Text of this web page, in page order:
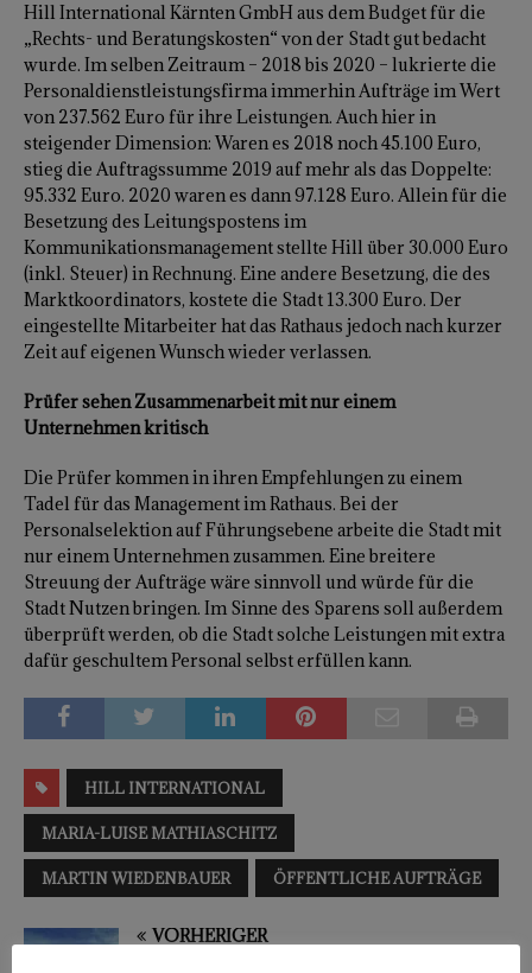
Hill International Kärnten GmbH aus dem Budget für die
„Rechts- und Beratungskosten“ von der Stadt gut bedacht
wurde. Im selben Zeitraum – 2018 bis 2020 – lukrierte die
Personaldienstleistungsfirma immerhin Aufträge im Wert
von 237.562 Euro für ihre Leistungen. Auch hier in
steigender Dimension: Waren es 2018 noch 45.100 Euro,
stieg die Auftragssumme 2019 auf mehr als das Doppelte:
95.332 Euro. 2020 waren es dann 97.128 Euro. Allein für die
Besetzung des Leitungspostens im
Kommunikationsmanagement stellte Hill über 30.000 Euro
(inkl. Steuer) in Rechnung. Eine andere Besetzung, die des
Marktkoordinators, kostete die Stadt 13.300 Euro. Der
eingestellte Mitarbeiter hat das Rathaus jedoch nach kurzer
Zeit auf eigenen Wunsch wieder verlassen.
Prüfer sehen Zusammenarbeit mit nur einem
Unternehmen kritisch
Die Prüfer kommen in ihren Empfehlungen zu einem
Tadel für das Management im Rathaus. Bei der
Personalselektion auf Führungsebene arbeite die Stadt mit
nur einem Unternehmen zusammen. Eine breitere
Streuung der Aufträge wäre sinnvoll und würde für die
Stadt Nutzen bringen. Im Sinne des Sparens soll außerdem
überprüft werden, ob die Stadt solche Leistungen mit extra
dafür geschultem Personal selbst erfüllen kann.
HILL INTERNATIONAL
MARIA-LUISE MATHIASCHITZ
MARTIN WIEDENBAUER ÖFFENTLICHE AUFTRÄGE
VORHERIGER